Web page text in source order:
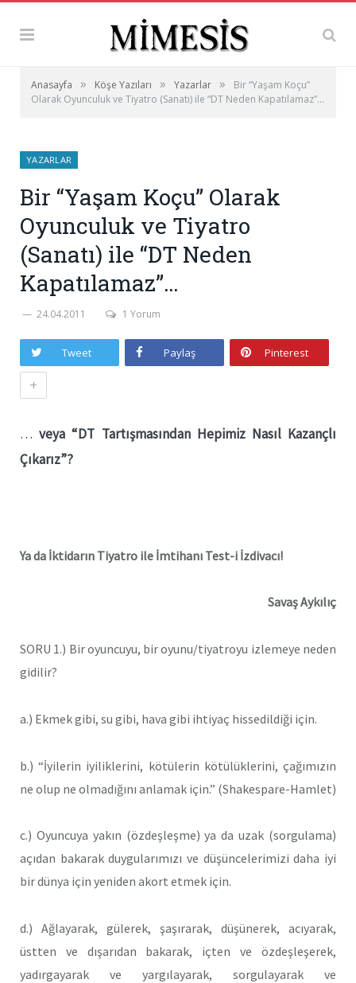
Anasayfa » Köşe Yazıları » Yazarlar »
Bir “Yaşam Koçu”
Olarak Oyunculuk ve Tiyatro (Sanatı) ile “DT Neden Kapatılamaz”…
YAZARLAR
Bir “Yaşam Koçu” Olarak
Oyunculuk ve Tiyatro
(Sanatı) ile “DT Neden
Kapatılamaz”…
24.04.2011 1 Yorum
Tweet Paylaş Pinterest
+
…veya “DT Tartışmasından Hepimiz Nasıl Kazançlı
Çıkarız”?
Ya da İktidarın Tiyatro ile İmtihanı Test-i İzdivacı!
Savaş Aykılıç
SORU 1.) Bir oyuncuyu, bir oyunu/tiyatroyu izlemeye neden
gidilir?
a.) Ekmek gibi, su gibi, hava gibi ihtiyaç hissedildiği için.
b.) “İyilerin iyiliklerini, kötülerin kötülüklerini, çağımızın
ne olup ne olmadığını anlamak için.” (Shakespare-Hamlet)
c.) Oyuncuya yakın (özdeşleşme) ya da uzak (sorgulama)
açıdan bakarak duygularımızı ve düşüncelerimizi daha iyi
bir dünya için yeniden akort etmek için.
d.) Ağlayarak, gülerek, şaşırarak, düşünerek, acıyarak,
üstten ve dışarıdan bakarak, içten ve özdeşleşerek,
yadırgayarak ve yargılayarak, sorgulayarak ve